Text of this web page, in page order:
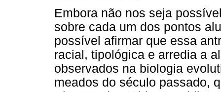
Embora não nos seja
sobre cada um dos pontos
possível afirmar que essa
racial, tipológica e arredia a
observados na biologia
meados do século passado,